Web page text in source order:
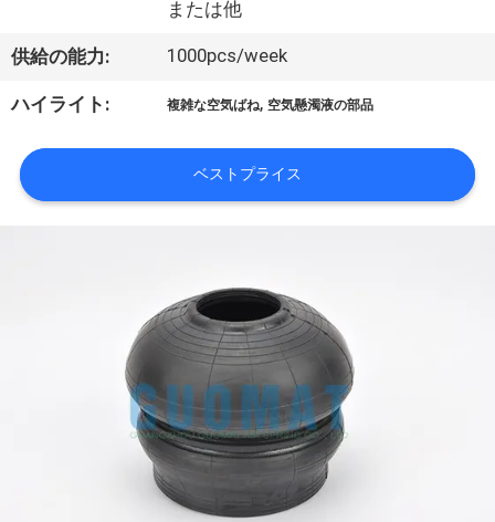
工
旅
または他
供給の能力: 1000pcs/week
ハイライト: 複雑な空気ばね, 空気懸濁液の部品
ベストプライス